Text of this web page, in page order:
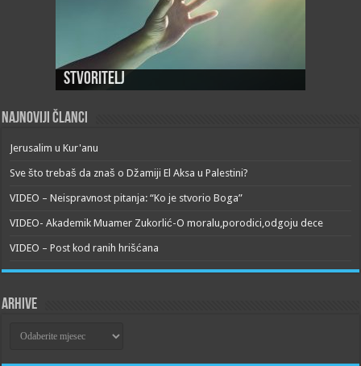
Stvoritelj
Najnoviji članci
Jerusalim u Kur'anu
Sve što trebaš da znaš o Džamiji El Aksa u Palestini?
VIDEO – Neispravnost pitanja: “Ko je stvorio Boga”
VIDEO- Akademik Muamer Zukorlić-O moralu,porodici,odgoju dece
VIDEO – Post kod ranih hrišćana
Arhive